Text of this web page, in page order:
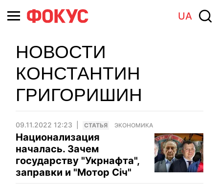
UA
НОВОСТИ
КОНСТАНТИН
ГРИГОРИШИН
09.11.2022 12:23 CТАТЬЯ ЭКОНОМИКА
Национализация
началась. Зачем
государству "Укрнафта",
заправки и "Мотор Січ"